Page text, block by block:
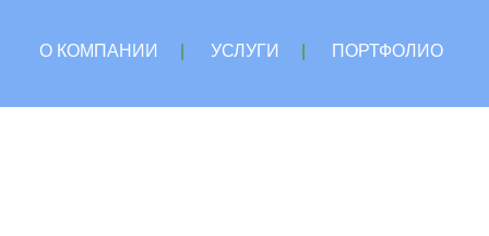
О КОМПАНИИ УСЛУГИ
ПОРТФОЛИО